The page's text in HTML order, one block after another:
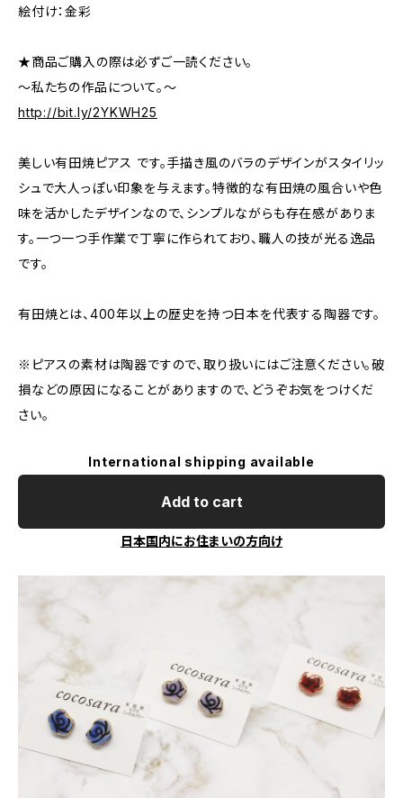
絵付け：金彩
★商品ご購入の際は必ずご一読ください。
～私たちの作品について。～
http://bit.ly/2YKWH25
美しい有田焼ピアス です。手描き風のバラのデザインがスタイリッ
シュで大人っぽい印象を与えます。特徴的な有田焼の風合いや色
味を活かしたデザインなので、シンプルながらも存在感がありま
す。一つ一つ手作業で丁寧に作られており、職人の技が光る逸品
です。
有田焼とは、400年以上の歴史を持つ日本を代表する陶器です。
※ピアスの素材は陶器ですので、取り扱いにはご注意ください。破
損などの原因になることがありますので、どうぞお気をつけくだ
さい。
International shipping available
Add to cart
日本国内にお住まいの方向け